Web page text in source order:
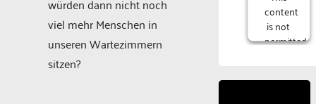
würden dann nicht noch
viel mehr Menschen in
unseren Wartezimmern
sitzen?
content
is not
permitted
due to